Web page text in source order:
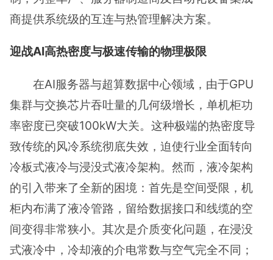
商提供系统级的互连与热管理解决方案。
迎战AI高热密度与极速传输的物理极限
在AI服务器与超算数据中心领域，由于GPU
集群与交换芯片吞吐量的几何级增长，单机柜功
率密度已突破100kW大关。这种极端的热密度导
致传统的风冷系统彻底失效，迫使行业全面转向
冷板式液冷与浸没式液冷架构。然而，液冷架构
的引入带来了全新的困境：首先是空间受限，机
柜内布满了液冷管路，留给数据接口和线缆的空
间变得非常狭小。其次是介质变化问题，在浸没
式液冷中，冷却液的介电常数与空气完全不同；